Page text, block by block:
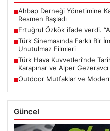
■Ahbap Derneği Yönetimine
Resmen Başladı
■Ertuğrul Özkök ifade verdi.
■Türk Sinemasında Farklı Bir
Unutulmaz Filmleri
■Türk Hava Kuvvetleri’nde
Karapınar ve Alper Gezeravcı
■Outdoor Mutfaklar ve
Güncel